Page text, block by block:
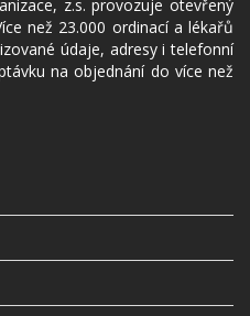
z.s. provozuje otevřený
než 23.000 ordinací a lékařů
údaje, adresy i telefonní
na objednání do více než